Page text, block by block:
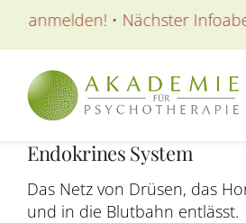
Inhalt
springen
anmelden! • Nächster
AKADEMIE
Endokrines System
Das Netz von Drüsen, das
und in die Blutbahn entlässt.